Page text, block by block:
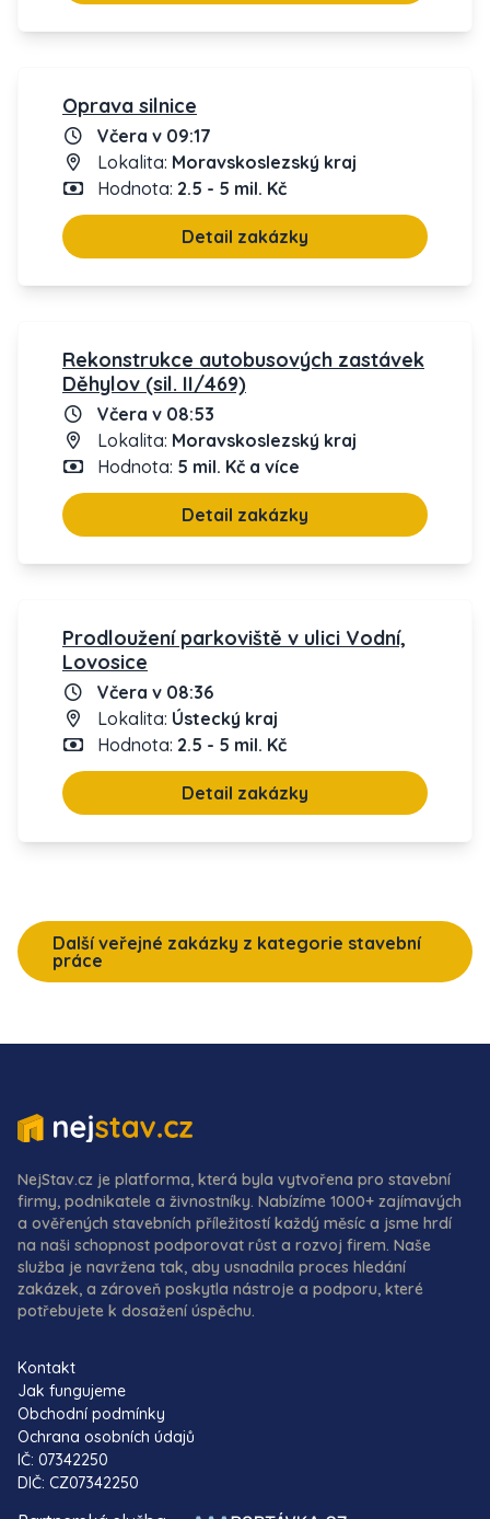
Oprava silnice
Včera v 09:17
Lokalita: Moravskoslezský kraj
Hodnota: 2.5 - 5 mil. Kč
Detail zakázky
Rekonstrukce autobusových zastávek
Děhylov (sil. II/469)
Včera v 08:53
Lokalita: Moravskoslezský kraj
Hodnota: 5 mil. Kč a více
Detail zakázky
Prodloužení parkoviště v ulici Vodní,
Lovosice
Včera v 08:36
Lokalita: Ústecký kraj
Hodnota: 2.5 - 5 mil. Kč
Detail zakázky
Další veřejné zakázky z kategorie stavební
práce
NejStav.cz je platforma, která byla vytvořena pro stavební
firmy, podnikatele a živnostníky. Nabízíme 1000+ zajímavých
a ověřených stavebních příležitostí každý měsíc a jsme hrdí
na naši schopnost podporovat růst a rozvoj firem. Naše
služba je navržena tak, aby usnadnila proces hledání
zakázek, a zároveň poskytla nástroje a podporu, které
potřebujete k dosažení úspěchu.
Kontakt
Jak fungujeme
Obchodní podmínky
Ochrana osobních údajů
IČ: 07342250
DIČ: CZ07342250